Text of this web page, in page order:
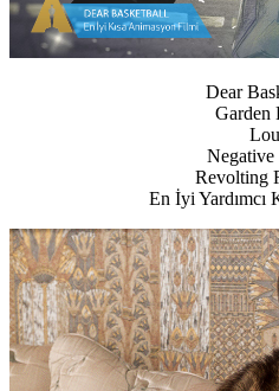
Dear
Garden
Lou
Negative
Revolting
En İyi Yardımcı